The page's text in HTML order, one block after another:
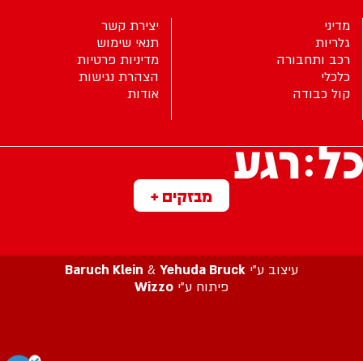
מבזקים +
מדיני
גלריות
רכב ותחבורה
כלכלי
קול כבודה
יצירת קשר
תנאי שימוש
מדיניות פרטיות
הצהרת נגישות
אודות
עיצוב ע”י Baruch Klein & Yehuda Bruck
פיתוח ע”י Wizzo